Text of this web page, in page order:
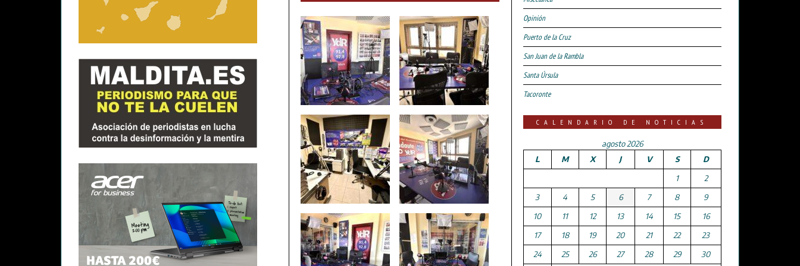
Opinión
Puerto de la Cruz
San Juan de la Rambla
Santa Úrsula
Tacoronte
CALENDARIO DE NOTICIAS
agosto 2026
L
M X J V S
D
1
2
3
4 5 6 7 8
9
10
11 12 13 14 15
16
17
18 19 20 21 22
23
24
25 26 27 28 29 30